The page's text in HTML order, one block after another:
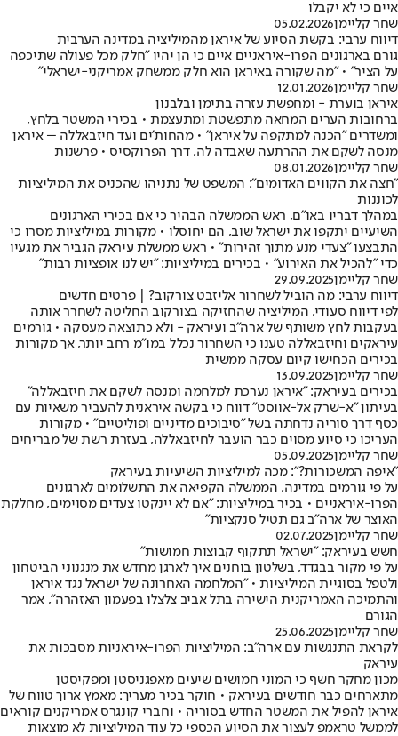
איים כי לא יקבלו
שחר קליימן05.02.2026
דיווח ערבי: בקשת הסיוע של איראן מהמיליציה במדינה הערבית
גורם בארגונים הפרו-איראניים איים כי הן יהיו "חלק מכל פעולה שתיכפה
על הציר" • "מה שקורה באיראן הוא חלק ממשחק אמריקני-ישראלי"
שחר קליימן12.01.2026
איראן בוערת - ומחפשת עזרה בתימן ובלבנון
ברחובות הערים המחאה מתפשטת ומתעצמת • בכירי המשטר בלחץ,
ומשדרים "הכנה למתקפה על איראן" • מהחות'ים ועד חיזבאללה – איראן
מנסה לשקם את ההרתעה שאבדה לה, דרך הפרוקסיס • פרשנות
שחר קליימן08.01.2026
"חצה את הקווים האדומים": המשפט של נתניהו שהכניס את המיליציות
לכוננות
במהלך דבריו באו"ם, ראש הממשלה הבהיר כי אם בכירי הארגונים
השיעיים יתקפו את ישראל שוב, הם יחוסלו • מקורות במיליציות מסרו כי
התבצעו "צעדי מנע מתוך זהירות" • ראש ממשלת עיראק הגביר את מגעיו
כדי "להכיל את האירוע" • בכירים במיליציות: "יש לנו אופציות רבות"
שחר קליימן29.09.2025
דיווח ערבי: מה הוביל לשחרור אליזבט צורקוב? | פרטים חדשים
לפי דיווח סעודי, המיליציה שהחזיקה בצורקוב החליטה לשחרר אותה
בעקבות לחץ משותף של ארה"ב ועיראק - ולא כתוצאה מעסקה • גורמים
עיראקים וחיזבאללה טענו כי השחרור נכלל במו"מ רחב יותר, אך מקורות
בכירים הכחישו קיום עסקה ממשית
שחר קליימן13.09.2025
בכירים בעיראק: "איראן נערכת למלחמה ומנסה לשקם את חיזבאללה"
בעיתון "א-שרק אל-אווסט" דווח כי בקשה איראנית להעביר משאיות עם
כסף דרך סוריה נדחתה בשל "סיבוכים מדיניים ופוליטיים" • מקורות
העריכו כי סיוע מסוים כבר הועבר לחיזבאללה, בעזרת רשת של מבריחים
שחר קליימן05.09.2025
"איפה המשכורות?": מכה למיליציות השיעיות בעיראק
על פי גורמים במדינה, הממשלה הקפיאה את התשלומים לארגונים
הפרו-איראניים • בכיר במיליציות: "אם לא יינקטו צעדים מסוימים, מחלקת
האוצר של ארה"ב גם תטיל סנקציות"
שחר קליימן02.07.2025
חשש בעיראק: "ישראל תתקוף קבוצות חמושות"
על פי מקור בבגדד, בשלטון בוחנים איך לארגן מחדש את מנגנוני הביטחון
ולטפל בסוגיית המיליציות • "המלחמה האחרונה של ישראל נגד איראן
והתמיכה האמריקנית הישירה בתל אביב צלצלו בפעמון האזהרה", אמר
הגורם
שחר קליימן25.06.2025
לקראת התנגשות עם ארה"ב: המיליציות הפרו-איראניות מסבכות את
עיראק
מכון מחקר חשף כי המוני חמושים שיעים מאפגניסטן ומפקיסטן
מתארחים כבר חודשים בעיראק • חוקר בכיר מעריך: מאמץ ארוך טווח של
איראן להפיל את המשטר החדש בסוריה • וחברי קונגרס אמריקנים קוראים
לממשל טראמפ לעצור את הסיוע הכספי כל עוד המיליציות לא מוצאות